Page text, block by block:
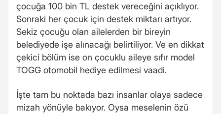
çocuğa 100 bin TL destek vereceğini açıklıyor.
Sonraki her çocuk için destek miktarı artıyor.
Sekiz çocuğu olan ailelerden bir bireyin
belediyede işe alınacağı belirtiliyor. Ve en dikkat
çekici bölüm ise on çocuklu aileye sıfır model
TOGG otomobil hediye edilmesi vaadi.
İşte tam bu noktada bazı insanlar olaya sadece
mizah yönüyle bakıyor. Oysa meselenin özü